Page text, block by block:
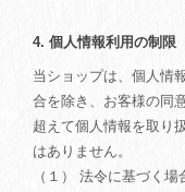
4. 個人情報利用の制限
当ショップは、個人情
合を除き、お客様の同
超えて個人情報を取り
はありません。
（１） 法令に基づく場